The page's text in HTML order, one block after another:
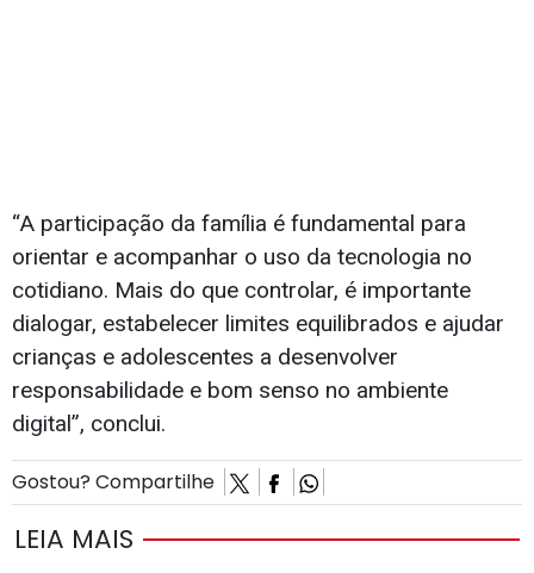
“A participação da família é fundamental para
orientar e acompanhar o uso da tecnologia no
cotidiano. Mais do que controlar, é importante
dialogar, estabelecer limites equilibrados e ajudar
crianças e adolescentes a desenvolver
responsabilidade e bom senso no ambiente
digital”, conclui.
Gostou? Compartilhe
LEIA MAIS